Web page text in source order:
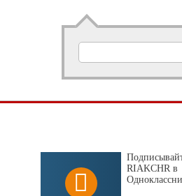
RIAKCHR в